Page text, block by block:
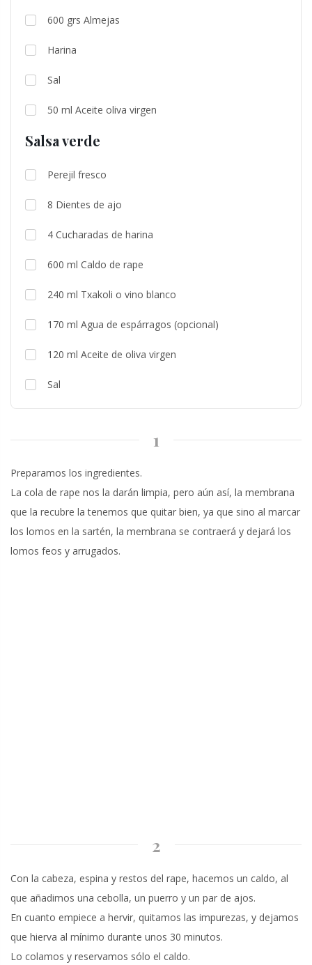
600 grs Almejas
Harina
Sal
50 ml Aceite oliva virgen
Salsa verde
Perejil fresco
8 Dientes de ajo
4 Cucharadas de harina
600 ml Caldo de rape
240 ml Txakoli o vino blanco
170 ml Agua de espárragos (opcional)
120 ml Aceite de oliva virgen
Sal
1
Preparamos los ingredientes.
La cola de rape nos la darán limpia, pero aún así, la membrana
que la recubre la tenemos que quitar bien, ya que sino al marcar
los lomos en la sartén, la membrana se contraerá y dejará los
lomos feos y arrugados.
2
Con la cabeza, espina y restos del rape, hacemos un caldo, al
que añadimos una cebolla, un puerro y un par de ajos.
En cuanto empiece a hervir, quitamos las impurezas, y dejamos
que hierva al mínimo durante unos 30 minutos.
Lo colamos y reservamos sólo el caldo.